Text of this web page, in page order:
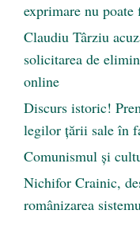
exprimare nu poate
Claudiu Târziu
solicitarea de
online
Discurs istoric!
legilor țării sale în
Comunismul şi
Nichifor Crainic,
românizarea